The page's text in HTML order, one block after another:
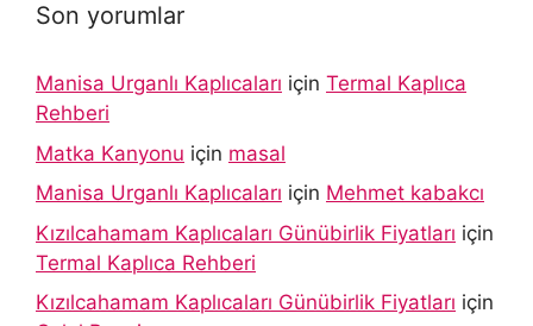
Son yorumlar
Manisa Urganlı Kaplıcaları için Termal Kaplıca
Rehberi
Matka Kanyonu için masal
Manisa Urganlı Kaplıcaları için Mehmet kabakcı
Kızılcahamam Kaplıcaları Günübirlik Fiyatları için
Termal Kaplıca Rehberi
Kızılcahamam Kaplıcaları Günübirlik Fiyatları için